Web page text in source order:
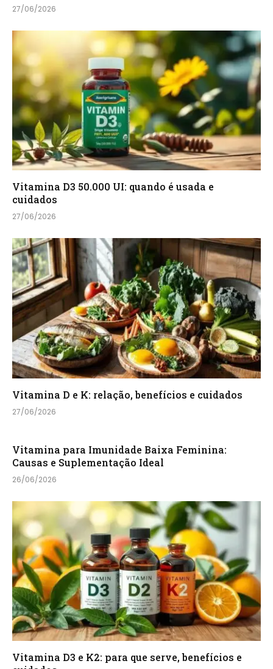
27/06/2026
Vitamina D3 50.000 UI: quando é usada e
cuidados
27/06/2026
Vitamina D e K: relação, benefícios e cuidados
27/06/2026
Vitamina para Imunidade Baixa Feminina:
Causas e Suplementação Ideal
26/06/2026
Vitamina D3 e K2: para que serve, benefícios e